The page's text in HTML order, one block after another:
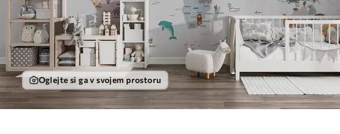
Oglejte si ga v svojem prostoru